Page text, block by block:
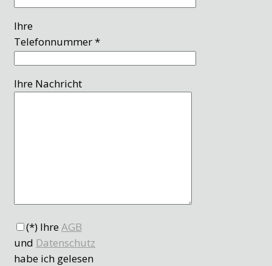
Ihre
Telefonnummer *
Ihre Nachricht
(*) IhreAGB
und Datenschutz
habe ich gelesen